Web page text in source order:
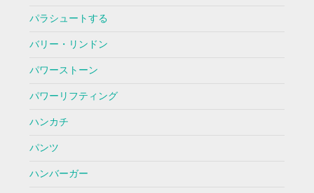
パラシュートする
バリー・リンドン
パワーストーン
パワーリフティング
ハンカチ
パンツ
ハンバーガー